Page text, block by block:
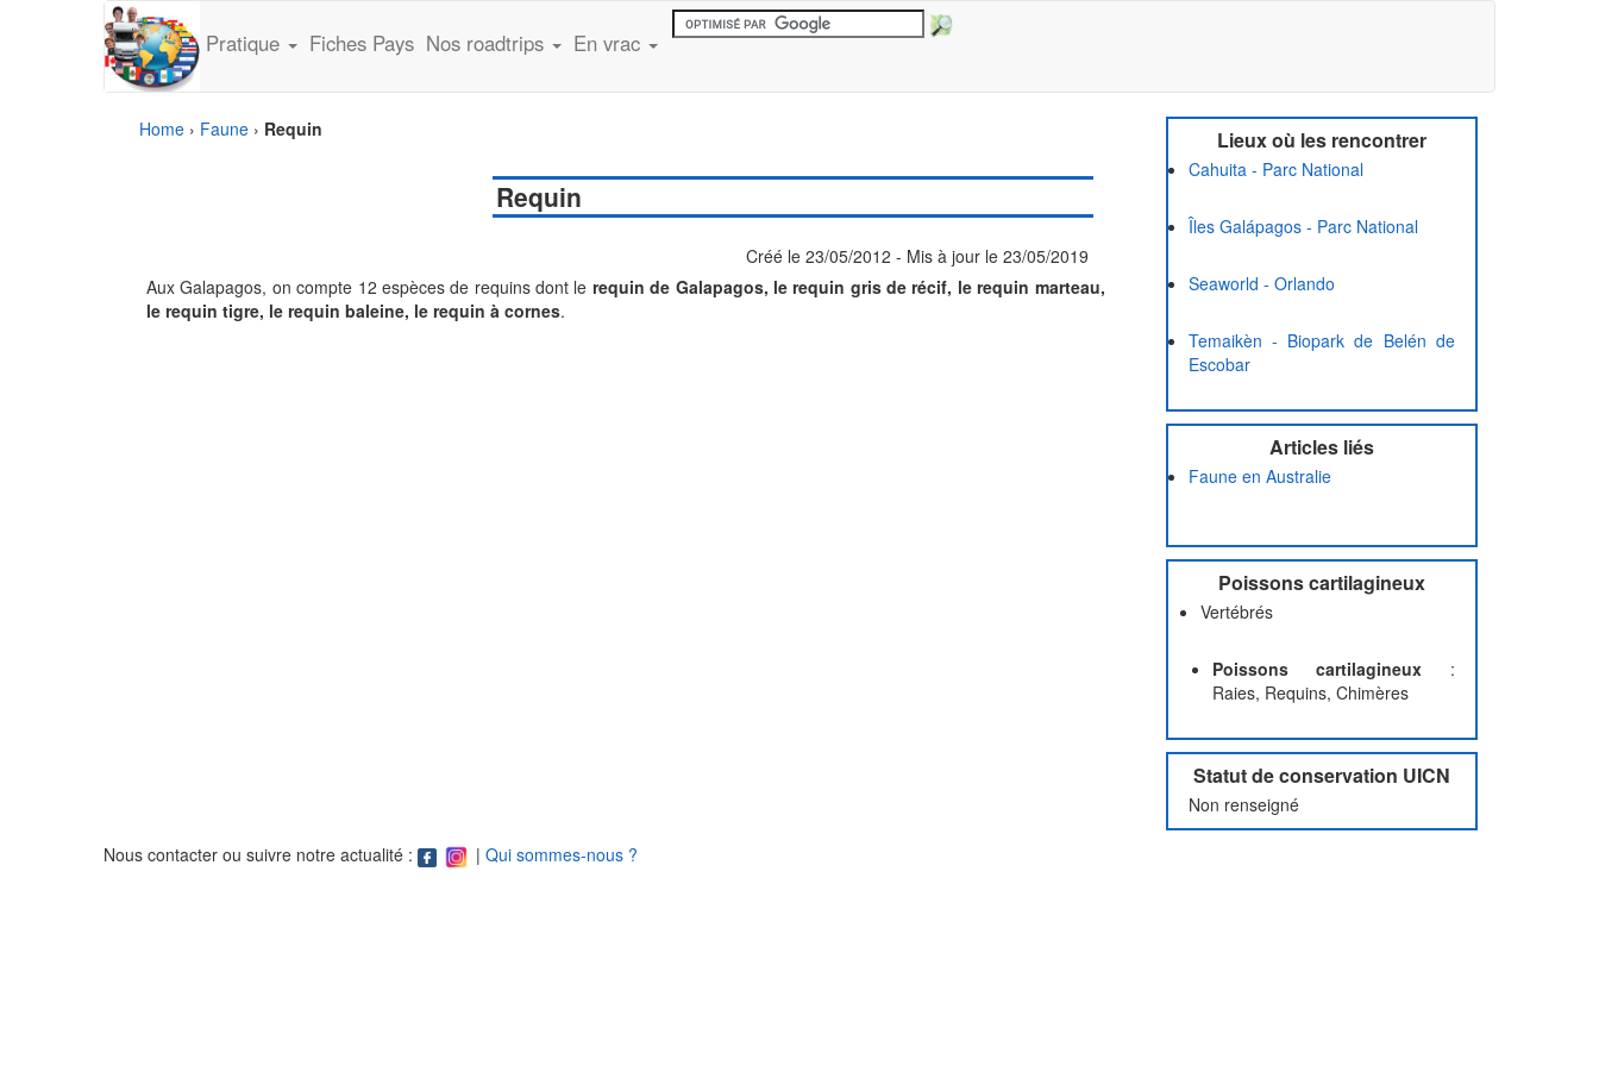
Pratique Fiches Pays Nos roadtrips En vrac
Home › Faune › Requin
Requin
Créé le 23/05/2012 - Mis à jour le 23/05/2019
Aux Galapagos, on compte 12 espèces de requins dont le requin de Galapagos, le requin gris de récif, le requin marteau,
le requin tigre, le requin baleine, le requin à cornes.
Lieux où les rencontrer
Cahuita - Parc National
Îles Galápagos - Parc National
Seaworld - Orlando
Temaikèn - Biopark de Belén de
Escobar
Articles liés
Faune en Australie
Poissons cartilagineux
Vertébrés
Poissons cartilagineux :
Raies, Requins, Chimères
Statut de conservation UICN
Non renseigné
Nous contacter ou suivre notre actualité : | Qui sommes-nous ?